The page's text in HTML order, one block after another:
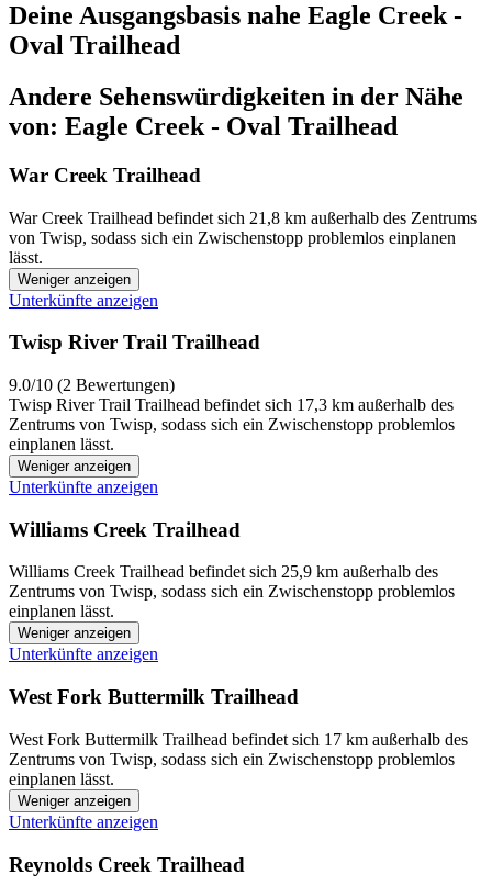
Deine Ausgangsbasis nahe Eagle Creek -
Oval Trailhead
Andere Sehenswürdigkeiten in der Nähe
von: Eagle Creek - Oval Trailhead
War Creek Trailhead
War Creek Trailhead befindet sich 21,8 km außerhalb des Zentrums
von Twisp, sodass sich ein Zwischenstopp problemlos einplanen
lässt.
Weniger anzeigen
Unterkünfte anzeigen
Twisp River Trail Trailhead
9.0/10 (2 Bewertungen)
Twisp River Trail Trailhead befindet sich 17,3 km außerhalb des
Zentrums von Twisp, sodass sich ein Zwischenstopp problemlos
einplanen lässt.
Weniger anzeigen
Unterkünfte anzeigen
Williams Creek Trailhead
Williams Creek Trailhead befindet sich 25,9 km außerhalb des
Zentrums von Twisp, sodass sich ein Zwischenstopp problemlos
einplanen lässt.
Weniger anzeigen
Unterkünfte anzeigen
West Fork Buttermilk Trailhead
West Fork Buttermilk Trailhead befindet sich 17 km außerhalb des
Zentrums von Twisp, sodass sich ein Zwischenstopp problemlos
einplanen lässt.
Weniger anzeigen
Unterkünfte anzeigen
Reynolds Creek Trailhead